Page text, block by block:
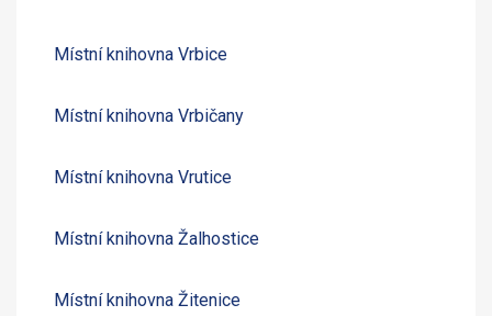
Místní knihovna Vrbice
Místní knihovna Vrbičany
Místní knihovna Vrutice
Místní knihovna Žalhostice
Místní knihovna Žitenice